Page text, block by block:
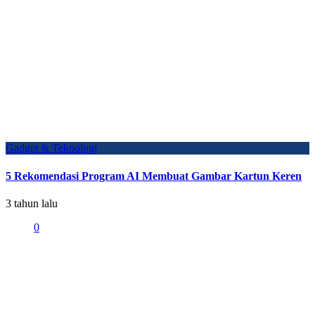
Gadget & Teknologi
5 Rekomendasi Program AI Membuat Gambar Kartun Keren
3 tahun lalu
0